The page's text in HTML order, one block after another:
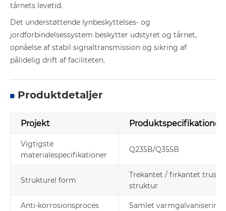
tårnets levetid.
Det understøttende lynbeskyttelses- og
jordforbindelsessystem beskytter udstyret og tårnet,
opnåelse af stabil signaltransmission og sikring af
pålidelig drift af faciliteten.
Produktdetaljer
Projekt Produktspecifikationer
Vigtigste
materialespecifikationer
Q235B/Q355B
Strukturel form
Trekantet / firkantet truss
struktur
Anti-korrosionsproces Samlet varmgalvanisering